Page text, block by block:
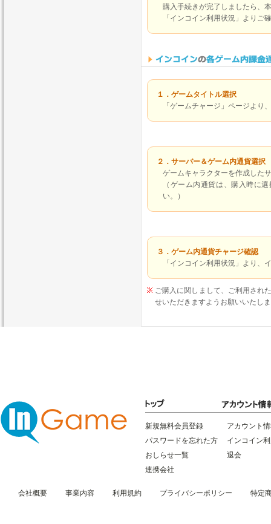
購入手続きが完了しましたら、
「インコイン利用状況」よりご
１．ゲームタイトル選択
「ゲームチャージ」ページより
２．サーバー＆ゲーム内通貨選択
ゲームキャラクターを作成した
（ゲーム内通貨は、購入時に
い。）
３．ゲーム内通貨チャージ確認
「インコイン利用状況」より
ご購入に関しまして、ご利用され
せいただきますようお願いいたし
新規無料会員登録
パスワードを忘れた方
おしらせ一覧
連携会社
アカウント
インコイン
退会
会社概要 事業内容 利用規約 プライバシーポリシー 特定